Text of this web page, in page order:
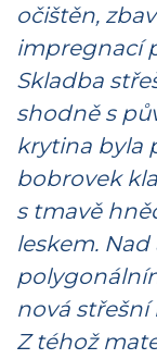
očištěn,
impregnací
Skladba
shodně s
krytina byla
bobrovek
s tmavě
leskem.
nová
Z téhož